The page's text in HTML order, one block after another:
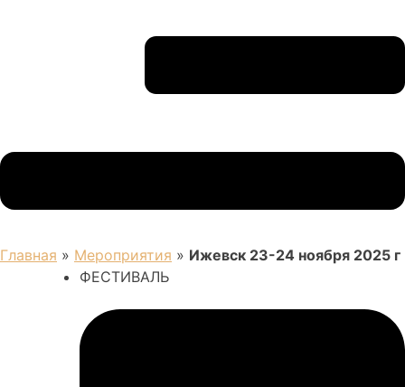
Главная » Мероприятия » Ижевск 23-24 ноября 2025 г
ФЕСТИВАЛЬ